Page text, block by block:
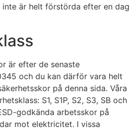
är helt förstörda efter en dag
är efter de senaste
och du kan därför vara helt
på denna sida. Våra
S1, S1P, S2, S3, SB och
godkända arbetsskor på
mot elektricitet. I vissa